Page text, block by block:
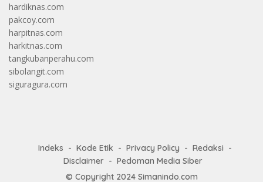
hardiknas.com
pakcoy.com
harpitnas.com
harkitnas.com
tangkubanperahu.com
sibolangit.com
siguragura.com
Indeks Kode Etik Privacy Policy
Redaksi
Disclaimer
Pedoman Media Siber
© Copyright 2024 Simanindo.com